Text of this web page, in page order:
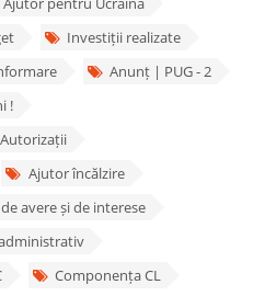
Investiții realizate
Anunț | PUG - 2
!
Autorizații
Ajutor încălzire
avere și de interese
Componența CL